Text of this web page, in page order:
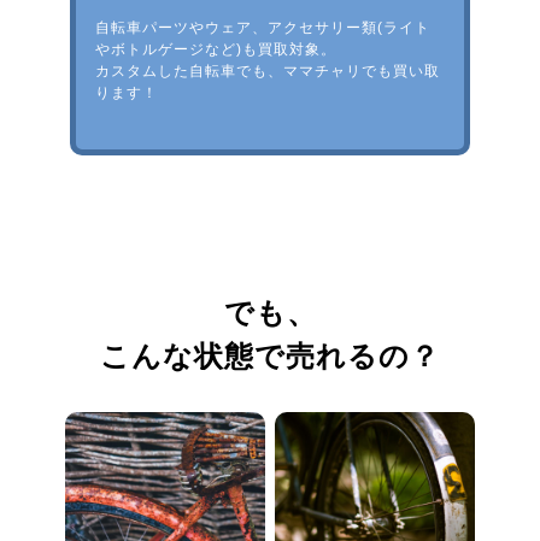
自転車パーツやウェア、アクセサリー類(ライト
やボトルゲージなど)も買取対象。
カスタムした自転車でも、ママチャリでも買い取
ります！
でも、
こんな状態で売れるの？